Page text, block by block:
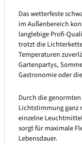
Das wetterfeste
im Außenbereich
langlebige Profi-
trotzt die
Temperaturen
Gartenpartys,
Gastronomie oder
Durch die
Lichtstimmung ganz
einzelne
sorgt für maximale
Lebensdauer.